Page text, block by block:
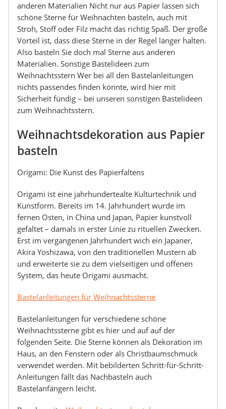
anderen Materialien Nicht nur aus Papier lassen sich
schöne Sterne für Weihnachten basteln, auch mit
Stroh, Stoff oder Filz macht das richtig Spaß. Der große
Vorteil ist, dass diese Sterne in der Regel länger halten.
Also basteln Sie doch mal Sterne aus anderen
Materialien. Sonstige Bastelideen zum
Weihnachtsstern Wer bei all den Bastelanleitungen
nichts passendes finden konnte, wird hier mit
Sicherheit fündig – bei unseren sonstigen Bastelideen
zum Weihnachtsstern.
Weihnachtsdekoration aus Papier
basteln
Origami: Die Kunst des Papierfaltens
Origami ist eine jahrhundertealte Kulturtechnik und
Kunstform. Bereits im 14. Jahrhundert wurde im
fernen Osten, in China und Japan, Papier kunstvoll
gefaltet – damals in erster Linie zu rituellen Zwecken.
Erst im vergangenen Jahrhundert wich ein Japaner,
Akira Yoshizawa, von den traditionellen Mustern ab
und erweiterte sie zu dem vielseitigen und offenen
System, das heute Origami ausmacht.
Bastelanleitungen für Weihnachtssterne
Bastelanleitungen für verschiedene schöne
Weihnachtssterne gibt es hier und auf auf der
folgenden Seite. Die Sterne können als Dekoration im
Haus, an den Fenstern oder als Christbaumschmuck
verwendet werden. Mit bebilderten Schritt-für-Schritt-
Anleitungen fällt das Nachbasteln auch
Bastelanfängern leicht.